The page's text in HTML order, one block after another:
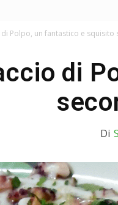
Polpo, un fantastico e
di
Di